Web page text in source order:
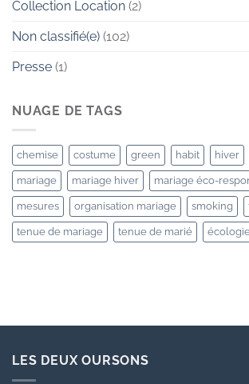
Collection Location (2)
Non classifié(e) (102)
Presse (1)
NUAGE DE TAGS
chemise costume green habit hiver
mariage mariage hiver mariage éco-
mesures organisation mariage smoking
tenue de mariage tenue de marié
LES DEUX OURSONS